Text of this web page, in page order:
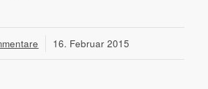
/ 16. Februar 2015